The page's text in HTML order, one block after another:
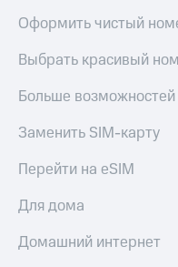
Оформить чистый
Выбрать красивый
Больше
Заменить SIM-карту
Перейти на eSIM
Для дома
Домашний интернет